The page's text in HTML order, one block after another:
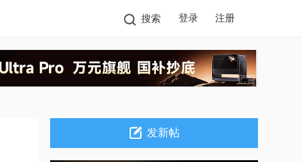
搜索 登录 注册
发新帖